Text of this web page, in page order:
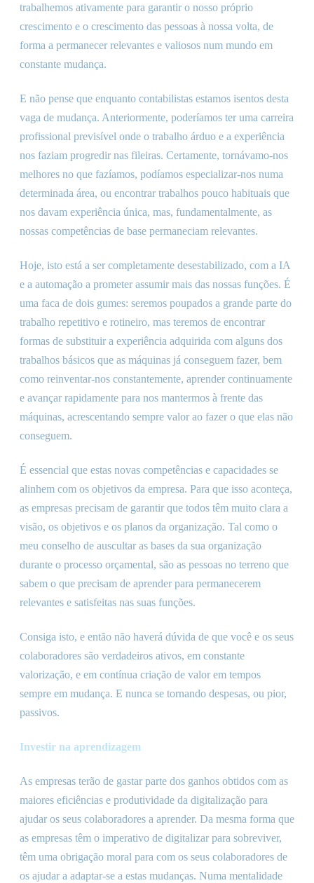
trabalhemos ativamente para garantir o nosso próprio
crescimento e o crescimento das pessoas à nossa volta, de
forma a permanecer relevantes e valiosos num mundo em
constante mudança.
E não pense que enquanto contabilistas estamos isentos desta
vaga de mudança. Anteriormente, poderíamos ter uma carreira
profissional previsível onde o trabalho árduo e a experiência
nos faziam progredir nas fileiras. Certamente, tornávamo-nos
melhores no que fazíamos, podíamos especializar-nos numa
determinada área, ou encontrar trabalhos pouco habituais que
nos davam experiência única, mas, fundamentalmente, as
nossas competências de base permaneciam relevantes.
Hoje, isto está a ser completamente desestabilizado, com a IA
e a automação a prometer assumir mais das nossas funções. É
uma faca de dois gumes: seremos poupados a grande parte do
trabalho repetitivo e rotineiro, mas teremos de encontrar
formas de substituir a experiência adquirida com alguns dos
trabalhos básicos que as máquinas já conseguem fazer, bem
como reinventar-nos constantemente, aprender continuamente
e avançar rapidamente para nos mantermos à frente das
máquinas, acrescentando sempre valor ao fazer o que elas não
conseguem.
É essencial que estas novas competências e capacidades se
alinhem com os objetivos da empresa. Para que isso aconteça,
as empresas precisam de garantir que todos têm muito clara a
visão, os objetivos e os planos da organização. Tal como o
meu conselho de auscultar as bases da sua organização
durante o processo orçamental, são as pessoas no terreno que
sabem o que precisam de aprender para permanecerem
relevantes e satisfeitas nas suas funções.
Consiga isto, e então não haverá dúvida de que você e os seus
colaboradores são verdadeiros ativos, em constante
valorização, e em contínua criação de valor em tempos
sempre em mudança. E nunca se tornando despesas, ou pior,
passivos.
Investir na aprendizagem
As empresas terão de gastar parte dos ganhos obtidos com as
maiores eficiências e produtividade da digitalização para
ajudar os seus colaboradores a aprender. Da mesma forma que
as empresas têm o imperativo de digitalizar para sobreviver,
têm uma obrigação moral para com os seus colaboradores de
os ajudar a adaptar-se a estas mudanças. Numa mentalidade